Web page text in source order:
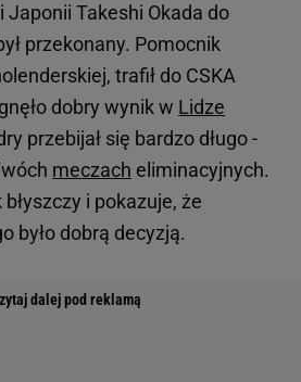
Takeshi Okada do
przekonany. Pomocnik
trafił do CSKA
dobry wynik w Lidze
przebijał się bardzo długo -
meczach eliminacyjnych.
i pokazuje, że
było dobrą decyzją.